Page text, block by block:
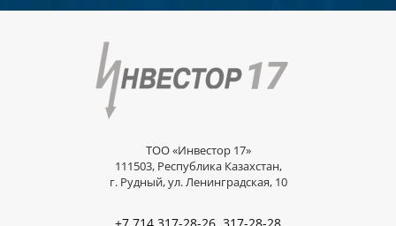
ТОО «Инвестор 17»
111503, Республика Казахстан,
г. Рудный, ул. Ленинградская, 10